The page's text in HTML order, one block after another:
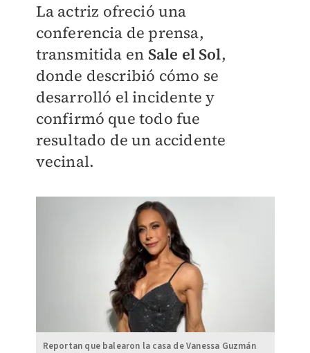
La actriz ofreció una
conferencia de prensa,
transmitida en Sale el Sol,
donde describió cómo se
desarrolló el incidente y
confirmó que todo fue
resultado de un accidente
vecinal.
Reportan que balearon la casa de Vanessa Guzmán